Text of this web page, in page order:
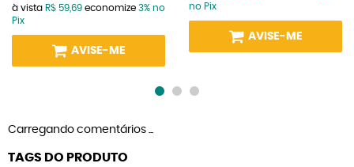
à vista R$ 59,69 economize 3% no
Pix
AVISE-ME
no Pix
AVISE-ME
Carregando comentários ...
TAGS DO PRODUTO